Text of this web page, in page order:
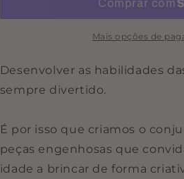
Maxi
peças
Maxi
Pastel
peças
Mais opções de
Desenvolver as habilidades
sempre divertido.
É por isso que criamos o
peças engenhosas que
idade a brincar de forma